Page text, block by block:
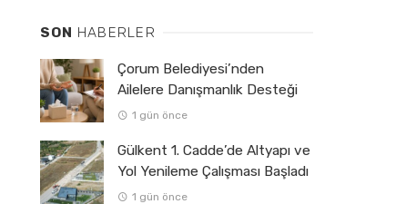
SON HABERLER
Çorum Belediyesi’nden
Ailelere Danışmanlık Desteği
1 gün önce
Gülkent 1. Cadde’de Altyapı ve
Yol Yenileme Çalışması Başladı
1 gün önce